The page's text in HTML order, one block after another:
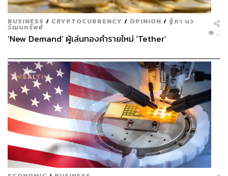
BUSINESS / CRYPTOCURRENCY / OPINION / ฐิภา นว
วัฒนทรัพย์
‘New Demand’ ผู้เล่นทองคำรายใหม่ ‘Tether’ ...